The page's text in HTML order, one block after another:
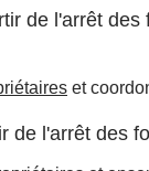
de l'arrêt des
et
de l'arrêt des